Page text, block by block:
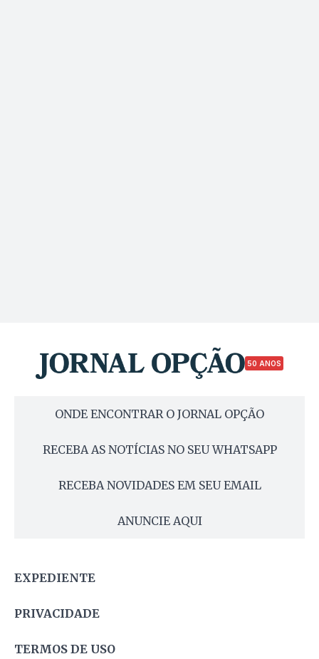
50 ANOS
ONDE ENCONTRAR O JORNAL OPÇÃO
RECEBA AS NOTÍCIAS NO SEU WHATSAPP
RECEBA NOVIDADES EM SEU EMAIL
ANUNCIE AQUI
EXPEDIENTE
PRIVACIDADE
TERMOS DE USO